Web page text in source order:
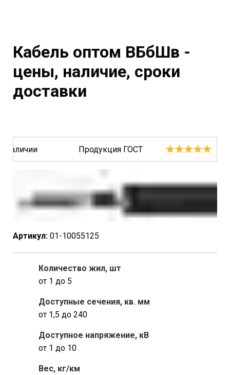
Кабель оптом ВБбШв -
цены, наличие, сроки
доставки
наличии Продукция ГОСТ ★★★★★
Артикул: 01-10055125
Количество жил, шт
от 1 до 5
Доступные сечения, кв. мм
от 1,5 до 240
Доступное напряжение, кВ
от 1 до 10
Вес, кг/км